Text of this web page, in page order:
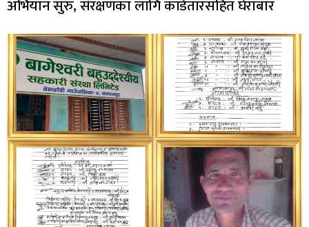
अभियान सुरु, संरक्षणका लागि काडेतारसहित घेराबार